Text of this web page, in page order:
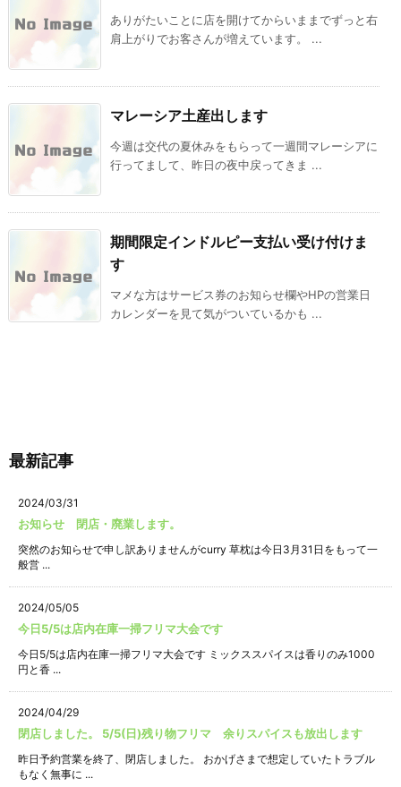
ありがたいことに店を開けてからいままでずっと右
肩上がりでお客さんが増えています。 ...
マレーシア土産出します
今週は交代の夏休みをもらって一週間マレーシアに
行ってまして、昨日の夜中戻ってきま ...
期間限定インドルピー支払い受け付けま
す
マメな方はサービス券のお知らせ欄やHPの営業日
カレンダーを見て気がついているかも ...
最新記事
2024/03/31
お知らせ 閉店・廃業します。
突然のお知らせで申し訳ありませんがcurry 草枕は今日3月31日をもって一
般営 ...
2024/05/05
今日5/5は店内在庫一掃フリマ大会です
今日5/5は店内在庫一掃フリマ大会です ミックススパイスは香りのみ1000
円と香 ...
2024/04/29
閉店しました。 5/5(日)残り物フリマ 余りスパイスも放出します
昨日予約営業を終了、閉店しました。 おかげさまで想定していたトラブル
もなく無事に ...